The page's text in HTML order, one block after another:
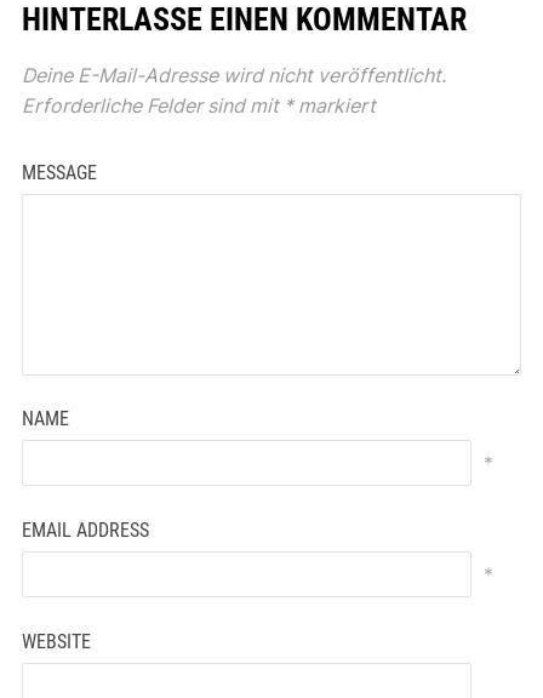
HINTERLASSE EINEN KOMMENTAR
Deine E-Mail-Adresse wird nicht veröffentlicht.
Erforderliche Felder sind mit *markiert
MESSAGE
NAME
*
EMAIL ADDRESS
*
WEBSITE